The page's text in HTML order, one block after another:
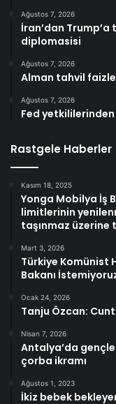
Ağustos 7, 2026
İran’dan
diplomasisi
Ağustos 7, 2026
Alman tahvil
Ağustos 7, 2026
Fed
Rastgele Haberler
Kasım 18, 2025
Yonga Mobilya İş
limitlerinin
taşınmaz
Mart 3, 2026
Türkiye Komünist
Bakanı
Ocak 24, 2026
Tanju Özcan:
Nisan 7, 2026
Antalya’da
çorba ikramı
Ağustos 1, 2023
İkiz bebek